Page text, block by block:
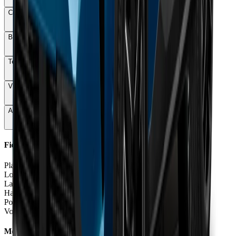
Confort 80
Budget total
Technologie
Vie à bord
Autonomie & Recharge
Fiche Technique
Places 5 places
Longueur
m
Largeur1.90 - 1.93
Hauteur
1.64
Poids à vide
1547 - 2266
Volume coffre
470 - 520
Moteurs et Finitions